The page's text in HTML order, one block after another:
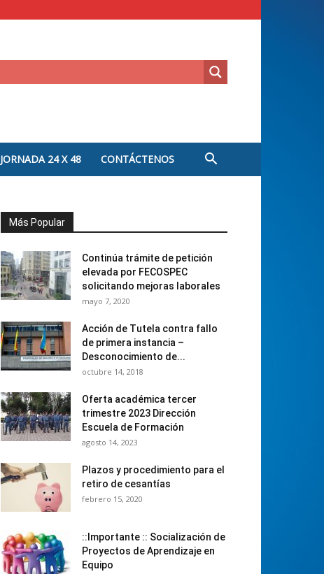
JORNADA 24 X 48 CONTÁCTENOS
Más Popular
Continúa trámite de petición
elevada por FECOSPEC
solicitando mejoras laborales
mayo 7, 2020
Acción de Tutela contra fallo
de primera instancia –
Desconocimiento de...
octubre 14, 2018
Oferta académica tercer
trimestre 2023 Dirección
Escuela de Formación
agosto 14, 2023
Plazos y procedimiento para el
retiro de cesantías
febrero 15, 2020
::Importante :: Socialización de
Proyectos de Aprendizaje en
Equipo